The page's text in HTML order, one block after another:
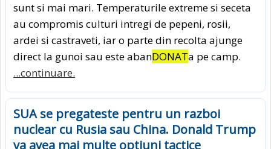
sunt si mai mari. Temperaturile extreme si seceta
au compromis culturi intregi de pepeni, rosii,
ardei si castraveti, iar o parte din recolta ajunge
direct la gunoi sau este abanDONATa pe camp.
...continuare.
SUA se pregateste pentru un razboi
nuclear cu Rusia sau China. Donald Trump
va avea mai multe optiuni tactice